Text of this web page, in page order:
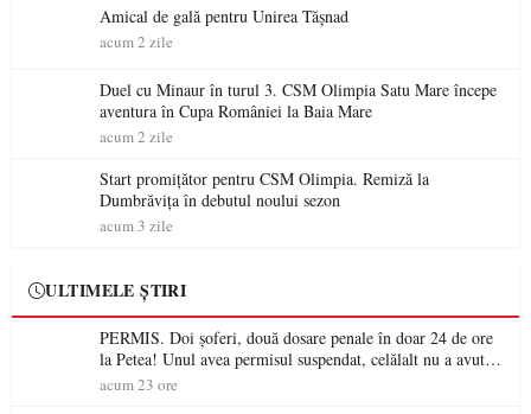
Amical de gală pentru Unirea Tășnad
acum 2 zile
Duel cu Minaur în turul 3. CSM Olimpia Satu Mare începe
aventura în Cupa României la Baia Mare
acum 2 zile
Start promițător pentru CSM Olimpia. Remiză la
Dumbrăvița în debutul noului sezon
acum 3 zile
ULTIMELE ȘTIRI
PERMIS. Doi șoferi, două dosare penale în doar 24 de ore
la Petea! Unul avea permisul suspendat, celălalt nu a avut
niciodată permis
acum 23 ore